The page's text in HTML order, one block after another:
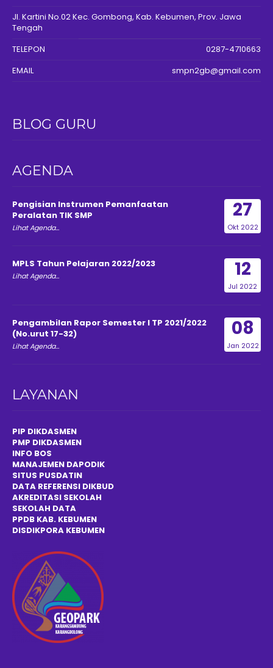
Jl. Kartini No.02 Kec. Gombong, Kab. Kebumen, Prov. Jawa
Tengah
TELEPON
0287-4710663
EMAIL
smpn2gb@gmail.com
BLOG GURU
AGENDA
27
Okt 2022
Pengisian Instrumen Pemanfaatan
Peralatan TIK SMP
Lihat Agenda...
12
Jul 2022
MPLS Tahun Pelajaran 2022/2023
Lihat Agenda...
08
Jan 2022
Pengambilan Rapor Semester I TP 2021/2022
(No.urut 17-32)
Lihat Agenda...
LAYANAN
PIP DIKDASMEN
PMP DIKDASMEN
INFO BOS
MANAJEMEN DAPODIK
SITUS PUSDATIN
DATA REFERENSI DIKBUD
AKREDITASI SEKOLAH
SEKOLAH DATA
PPDB KAB. KEBUMEN
DISDIKPORA KEBUMEN